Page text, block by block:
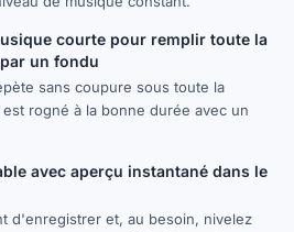
courte pour remplir toute la
un fondu
sans coupure sous toute la
rogné à la bonne durée avec un
avec aperçu instantané dans le
d'enregistrer et, au besoin, nivelez